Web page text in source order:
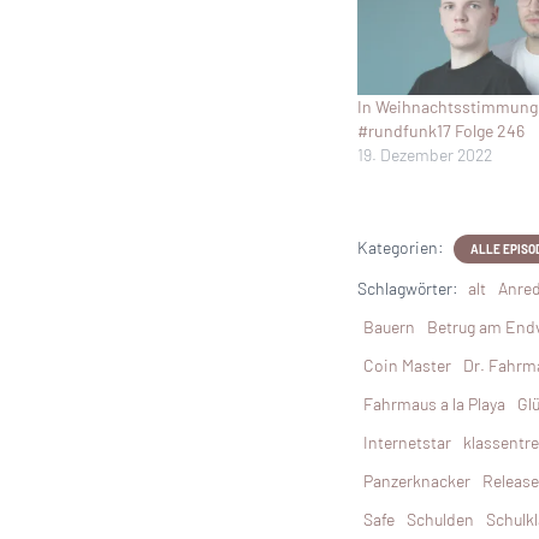
In Weihnachtsstimmung
#rundfunk17 Folge 246
19. Dezember 2022
Kategorien: ALLE
Schlagwörter: alt
Bauern
Betrug am
Coin Master
Dr.
Fahrmaus a la Playa
Internetstar
Panzerknacker
Release
Safe Schulden